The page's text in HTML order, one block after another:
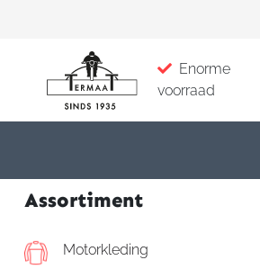
Enorme
voorraad
Assortiment
Motorkleding